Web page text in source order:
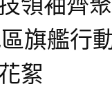
領袖齊
旗艦行
絮